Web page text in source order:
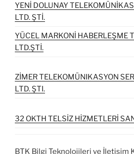
YENİ DOLUNAY
LTD. ŞTİ.
YÜCEL MARKONİ HABERLEŞME
LTD.ŞTİ.
ZİMER TELEKOMÜNIKASYON
LTD. ŞTI.
32 OKTH TELSİZ HİZMETLERİ
BTK Bilgi Teknolojileri ve İletişim